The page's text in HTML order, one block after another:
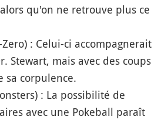
qu'on ne retrouve plus ce
Zero) : Celui-ci accompagnerait
Stewart, mais avec des coups
sa corpulence.
: La possibilité de
avec une Pokeball paraît